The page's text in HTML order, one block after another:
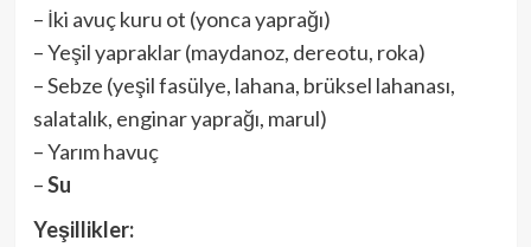
– İki avuç kuru ot (yonca yaprağı)
– Yeşil yapraklar (maydanoz, dereotu, roka)
– Sebze (yeşil fasülye, lahana, brüksel lahanası,
salatalık, enginar yaprağı, marul)
– Yarım havuç
–Su
Yeşillikler: